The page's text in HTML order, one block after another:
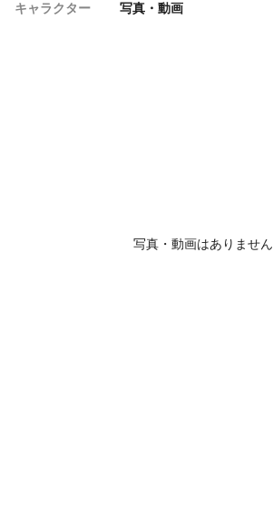
キャラクター 写真・動画
写真・動画はありません